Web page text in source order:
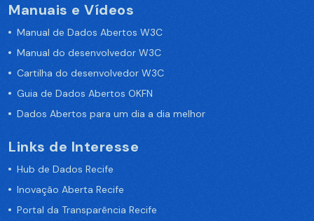
Manuais e Vídeos
Manual de Dados Abertos W3C
Manual do desenvolvedor W3C
Cartilha do desenvolvedor W3C
Guia de Dados Abertos OKFN
Dados Abertos para um dia a dia melhor
Links de Interesse
Hub de Dados Recife
Inovação Aberta Recife
Portal da Transparência Recife